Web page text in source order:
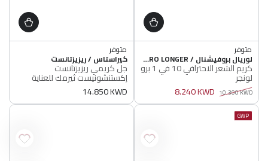
متوفر
أصلي 100%
متوفر
أصلي 100%
البائع لوريال بروفيشنال / SERIE EXPERT PRO LONGER
كريم الشعر الاحترافي 10 في 1 برو
لونجر
سعر
عادي
10.300 KWD
سعر
8.240 KWD
اشتري 3, ووفر 7%
متوفر
أصلي 100%
اشتري 2, ووفر 5%
اشتري 3, ووفر 7%
متوفر
أصلي 100%
البائع
كيراستاس / ريزيزتانست
جل كريمي ريزيزتانست
إكستنشونيست ثيرمك للعناية
بطول الشعر
سعر
عادي
14.850 KWD
GWP